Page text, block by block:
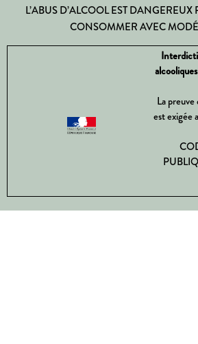
L’ABUS D’ALCOOL EST
CONSOMMER AVEC
La
est exigée